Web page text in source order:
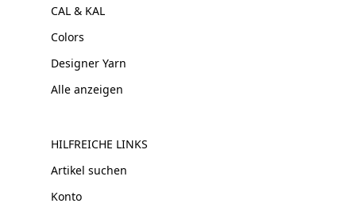
CAL & KAL
Colors
Designer Yarn
Alle anzeigen
HILFREICHE LINKS
Artikel suchen
Konto